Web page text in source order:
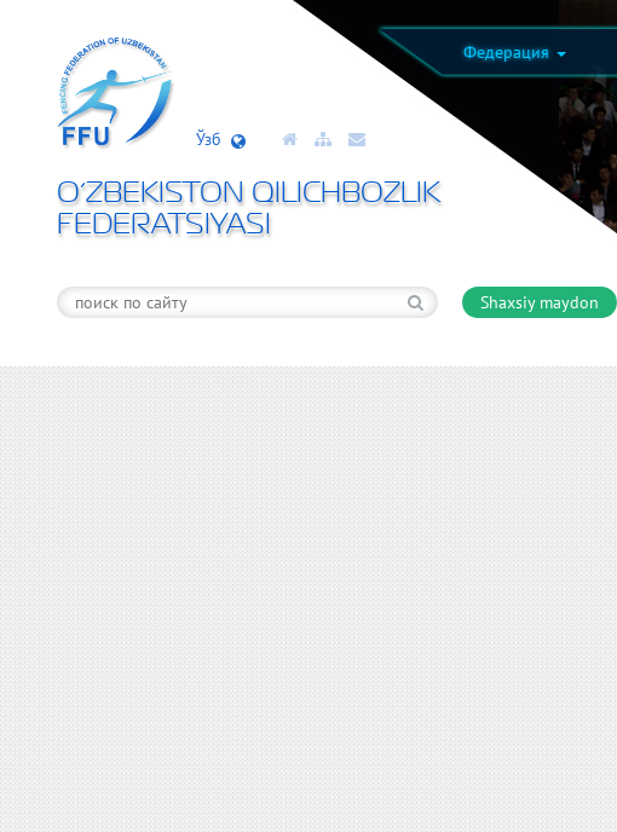
Федерация
Ўзб
O’ZBEKISTON QILICHBOZLIK
FEDERATSIYASI
Shaxsiy maydon